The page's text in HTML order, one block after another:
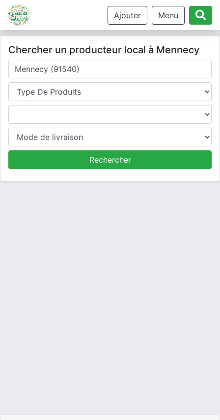
Ajouter Menu
Chercher un producteur local à Mennecy
Où cherchez-vous un producteur ?
Type de produits
Produits
Mode de livraison
Rechercher